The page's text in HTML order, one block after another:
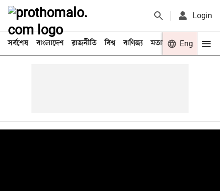
Login
সর্বশেষ বাংলাদেশ রাজনীতি বিশ্ব বাণিজ্য মতামত খেলা
Eng